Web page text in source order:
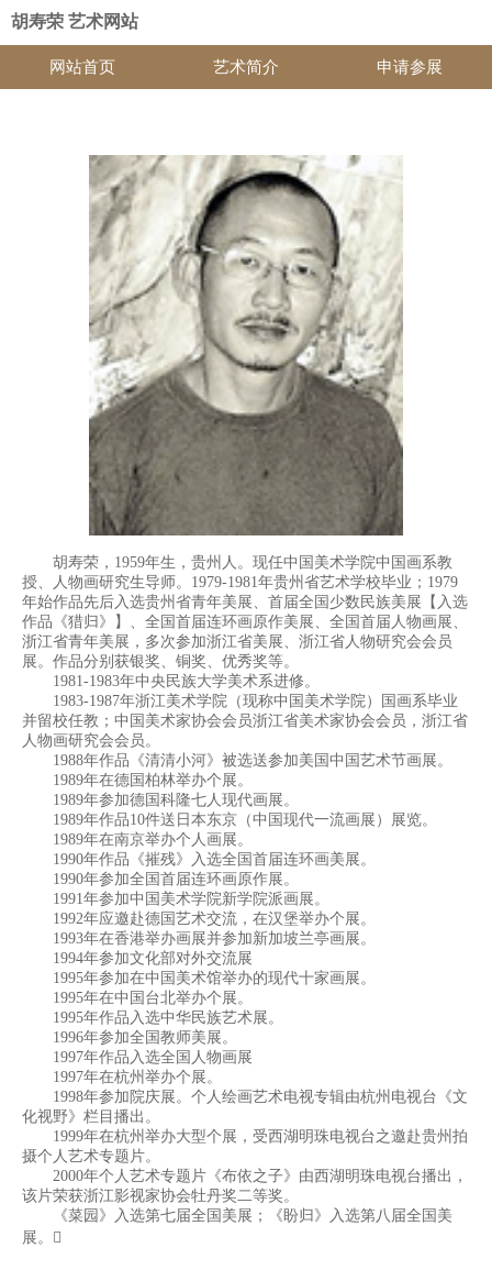
胡寿荣 艺术网站
网站首页 艺术简介 申请参展
胡寿荣，1959年生，贵州人。现任中国美术学院中国画系教
授、人物画研究生导师。1979-1981年贵州省艺术学校毕业；1979
年始作品先后入选贵州省青年美展、首届全国少数民族美展【入选
作品《猎归》】、全国首届连环画原作美展、全国首届人物画展、
浙江省青年美展，多次参加浙江省美展、浙江省人物研究会会员
展。作品分别获银奖、铜奖、优秀奖等。
1981-1983年中央民族大学美术系进修。
1983-1987年浙江美术学院（现称中国美术学院）国画系毕业
并留校任教；中国美术家协会会员浙江省美术家协会会员，浙江省
人物画研究会会员。
1988年作品《清清小河》被选送参加美国中国艺术节画展。
1989年在德国柏林举办个展。
1989年参加德国科隆七人现代画展。
1989年作品10件送日本东京（中国现代一流画展）展览。
1989年在南京举办个人画展。
1990年作品《摧残》入选全国首届连环画美展。
1990年参加全国首届连环画原作展。
1991年参加中国美术学院新学院派画展。
1992年应邀赴德国艺术交流，在汉堡举办个展。
1993年在香港举办画展并参加新加坡兰亭画展。
1994年参加文化部对外交流展
1995年参加在中国美术馆举办的现代十家画展。
1995年在中国台北举办个展。
1995年作品入选中华民族艺术展。
1996年参加全国教师美展。
1997年作品入选全国人物画展
1997年在杭州举办个展。
1998年参加院庆展。个人绘画艺术电视专辑由杭州电视台《文
化视野》栏目播出。
1999年在杭州举办大型个展，受西湖明珠电视台之邀赴贵州拍
摄个人艺术专题片。
2000年个人艺术专题片《布依之子》由西湖明珠电视台播出，
该片荣获浙江影视家协会牡丹奖二等奖。
《菜园》入选第七届全国美展；《盼归》入选第八届全国美
展。